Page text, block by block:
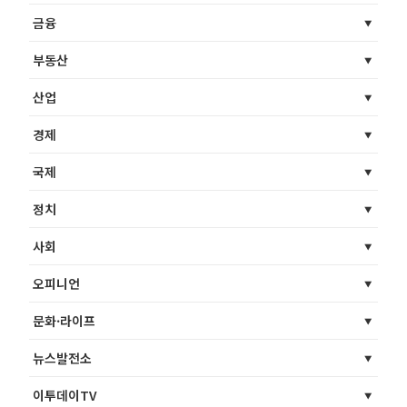
금융
부동산
산업
경제
국제
정치
사회
오피니언
문화·라이프
뉴스발전소
이투데이TV